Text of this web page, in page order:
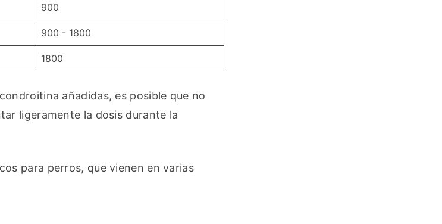
900
900 - 1800
1800
añadidas, es posible que no
ligeramente la dosis durante la
para perros, que vienen en varias